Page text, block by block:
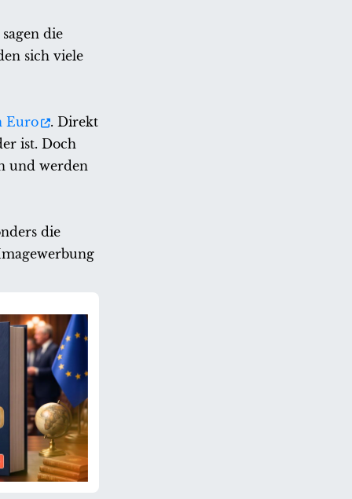
die
sich viele
Euro
. Direkt
ist. Doch
und werden
die